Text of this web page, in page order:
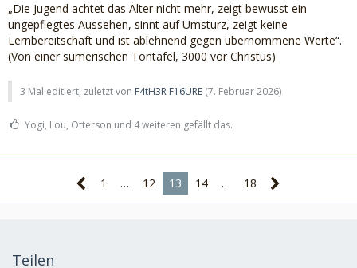
„Die Jugend achtet das Alter nicht mehr, zeigt bewusst ein
ungepflegtes Aussehen, sinnt auf Umsturz, zeigt keine
Lernbereitschaft und ist ablehnend gegen übernommene Werte“.
(Von einer sumerischen Tontafel, 3000 vor Christus)
3 Mal editiert, zuletzt von F4tH3R F16URE (7. Februar 2026)
Yogi, Lou, Otterson und 4 weiteren gefällt das.
1 … 12 13 14 … 18
Teilen